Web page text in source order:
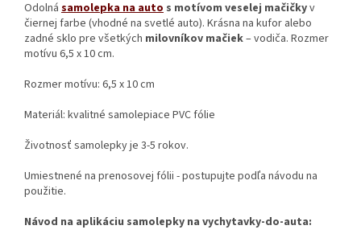
Odolná samolepka na auto s motívom veselej mačičkyv
čiernej farbe (vhodné na svetlé auto). Krásna na kufor alebo
zadné sklo pre všetkých milovníkov mačiek– vodiča. Rozmer
motívu 6,5 x 10 cm.
Rozmer motívu: 6,5 x 10 cm
Materiál: kvalitné samolepiace PVC fólie
Životnosť samolepky je 3-5 rokov.
Umiestnené na prenosovej fólii - postupujte podľa návodu na
použitie.
Návod na aplikáciu samolepky na vychytavky-do-auta: